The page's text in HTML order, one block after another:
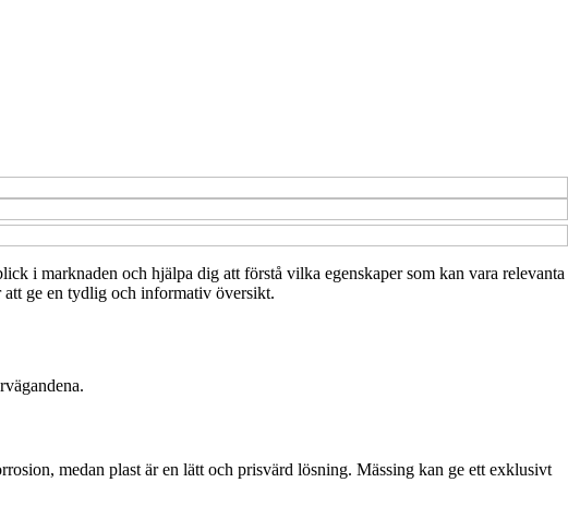
i marknaden och hjälpa dig att förstå vilka egenskaper som kan vara relevanta
ge en tydlig och informativ översikt.
medan plast är en lätt och prisvärd lösning. Mässing kan ge ett exklusivt